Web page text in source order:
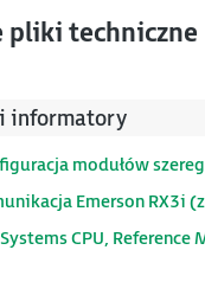
pliki techniczne
informatory
modułów
Emerson RX3i
CPU, Reference